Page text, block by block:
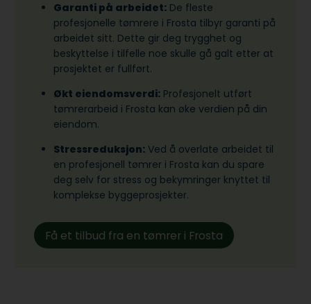
Garanti på arbeidet: De fleste
profesjonelle tømrere i Frosta tilbyr garanti på
arbeidet sitt. Dette gir deg trygghet og
beskyttelse i tilfelle noe skulle gå galt etter at
prosjektet er fullført.
Økt eiendomsverdi: Profesjonelt utført
tømrerarbeid i Frosta kan øke verdien på din
eiendom.
Stressreduksjon: Ved å overlate arbeidet til
en profesjonell tømrer i Frosta kan du spare
deg selv for stress og bekymringer knyttet til
komplekse byggeprosjekter.
Få et tilbud fra en tømrer i Frosta